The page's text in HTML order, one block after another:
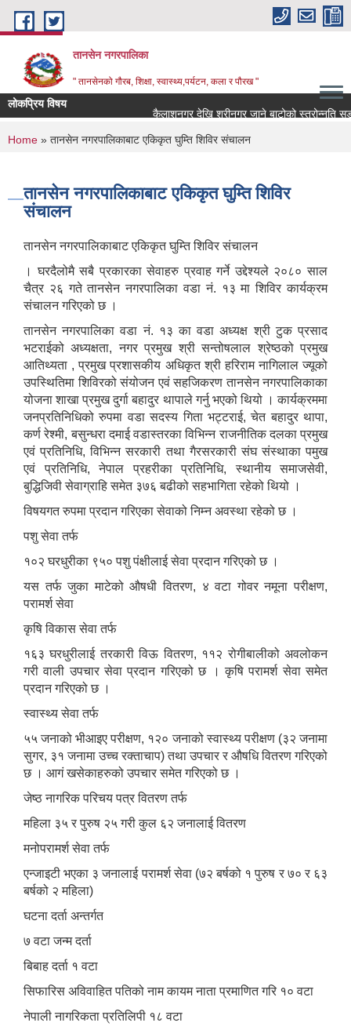
Skip to main content
तानसेन नगरपालिका
" तानसेनको गौरब, शिक्षा, स्वास्थ्य,पर्यटन, कला र पौरख "
लोकप्रिय विषय
You are here
Home » तानसेन नगरपालिकाबाट एकिकृत घुम्ति शिविर संचालन
तानसेन नगरपालिकाबाट एकिकृत घुम्ति शिविर
संचालन
तानसेन नगरपालिकाबाट एकिकृत घुम्ति शिविर संचालन
। घरदैलोमै सबै प्रकारका सेवाहरु प्रवाह गर्ने उद्देश्यले २०८० साल
चैत्र २६ गते तानसेन नगरपालिका वडा नं. १३ मा शिविर कार्यक्रम
संचालन गरिएको छ ।
तानसेन नगरपालिका वडा नं. १३ का वडा अध्यक्ष श्री टुक प्रसाद
भटराईको अध्यक्षता, नगर प्रमुख श्री सन्तोषलाल श्रेष्ठको प्रमुख
आतिथ्यता , प्रमुख प्रशासकीय अधिकृत श्री हरिराम नागिलाल ज्यूको
उपस्थितिमा शिविरको संयोजन एवं सहजिकरण तानसेन नगरपालिकाका
योजना शाखा प्रमुख दुर्गा बहादुर थापाले गर्नु भएको थियो । कार्यक्रममा
जनप्रतिनिधिको रुपमा वडा सदस्य गिता भट्टराई, चेत बहादुर थापा,
कर्ण रेश्मी, बसुन्धरा दमाई वडास्तरका विभिन्न राजनीतिक दलका प्रमुख
एवं प्रतिनिधि, विभिन्न सरकारी तथा गैरसरकारी संघ संस्थाका पमुख
एवं प्रतिनिधि, नेपाल प्रहरीका प्रतिनिधि, स्थानीय समाजसेवी,
बुद्धिजिवी सेवाग्राहि समेत ३७६ बढीको सहभागिता रहेको थियो ।
विषयगत रुपमा प्रदान गरिएका सेवाको निम्न अवस्था रहेको छ ।
पशु सेवा तर्फ
१०२ घरधुरीका ९५० पशु पंक्षीलाई सेवा प्रदान गरिएको छ ।
यस तर्फ जुका माटेको औषधी वितरण, ४ वटा गोवर नमूना परीक्षण,
परामर्श सेवा
कृषि विकास सेवा तर्फ
१६३ घरधुरीलाई तरकारी विऊ वितरण, ११२ रोगीबालीको अवलोकन
गरी वाली उपचार सेवा प्रदान गरिएको छ । कृषि परामर्श सेवा समेत
प्रदान गरिएको छ ।
स्वास्थ्य सेवा तर्फ
५५ जनाको भीआइए परीक्षण, १२० जनाको स्वास्थ्य परीक्षण (३२ जनामा
सुगर, ३१ जनामा उच्च रक्ताचाप) तथा उपचार र औषधि वितरण गरिएको
छ । आगं खसेकाहरुको उपचार समेत गरिएको छ ।
जेष्ठ नागरिक परिचय पत्र वितरण तर्फ
महिला ३५ र पुरुष २५ गरी कुल ६२ जनालाई वितरण
मनोपरामर्श सेवा तर्फ
एन्जाइटी भएका ३ जनालाई परामर्श सेवा (७२ बर्षको १ पुरुष र ७० र ६३
बर्षको २ महिला)
घटना दर्ता अन्तर्गत
७ वटा जन्म दर्ता
बिबाह दर्ता १ वटा
सिफारिस अविवाहित पतिको नाम कायम नाता प्रमाणित गरि १० वटा
नेपाली नागरिकता प्रतिलिपी १८ वटा